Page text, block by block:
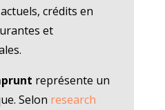
crédits en
et
représente un
Selon research